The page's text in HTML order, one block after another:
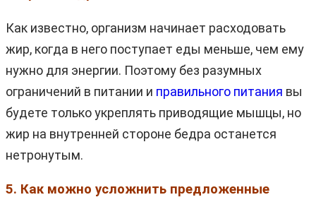
Как известно, организм начинает расходовать
жир, когда в него поступает еды меньше, чем ему
нужно для энергии. Поэтому без разумных
ограничений в питании и правильного питания вы
будете только укреплять приводящие мышцы, но
жир на внутренней стороне бедра останется
нетронутым.
5. Как можно усложнить предложенные